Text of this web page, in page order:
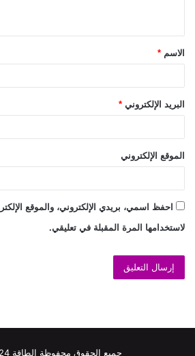
الاسم *
البريد الإلكتروني *
الموقع الإلكتروني
احفظ اسمي، بريدي الإلكتروني، والموقع
لاستخدامها المرة المقبلة في تعليقي.
جميع الحقوق محفوظة الطاقة 24 @ 2020